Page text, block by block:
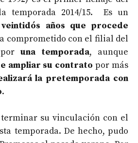
temporada 2014/15. Es un
años que procede
comprometido con el filial del
una temporada, aunque
ampliar su contrato por más
la pretemporada con
.
su vinculación con el
temporada. De hecho, pudo